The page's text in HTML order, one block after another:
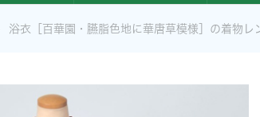
浴衣［百華園・臙脂色地に華唐草模様］の着物レ